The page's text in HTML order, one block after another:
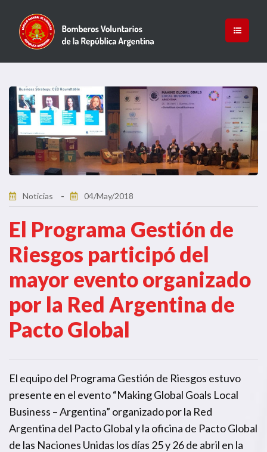
Noticias 04/May/2018
El Programa Gestión de
Riesgos participó del
mayor evento organizado
por la Red Argentina de
Pacto Global
El equipo del Programa Gestión de Riesgos estuvo
presente en el evento “Making Global Goals Local
Business – Argentina” organizado por la Red
Argentina del Pacto Global y la oficina de Pacto Global
de las Naciones Unidas los días 25 y 26 de abril en la